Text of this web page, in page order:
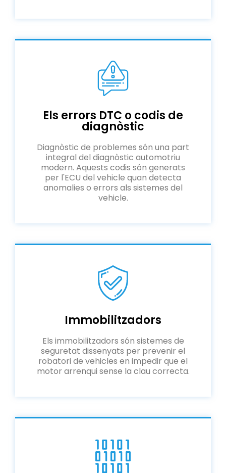
Els errors DTC o codis de
diagnòstic
Diagnòstic de problemes són una part
integral del diagnòstic automotriu
modern. Aquests codis són generats
per l'ECU del vehicle quan detecta
anomalies o errors als sistemes del
vehicle.
Immobilitzadors
Els immobilitzadors són sistemes de
seguretat dissenyats per prevenir el
robatori de vehicles en impedir que el
motor arrenqui sense la clau correcta.